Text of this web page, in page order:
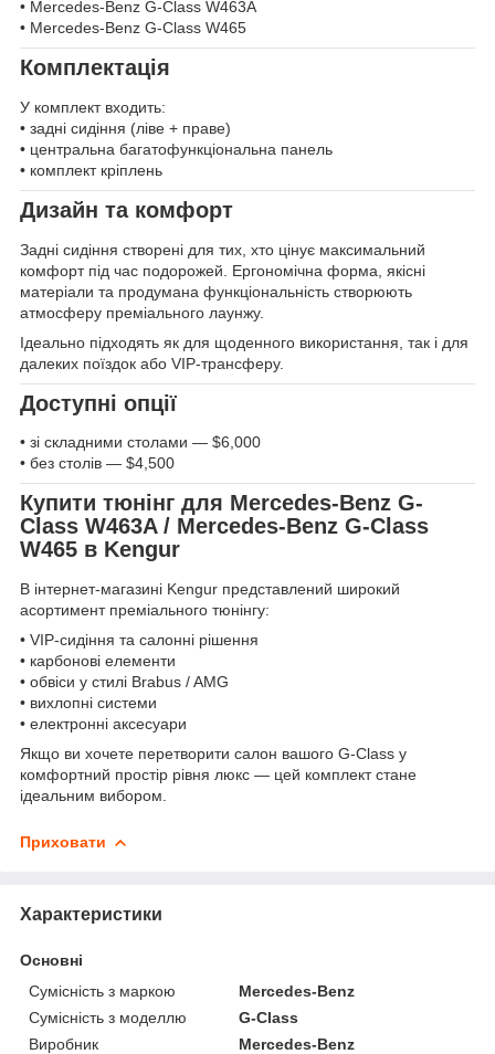
• Mercedes-Benz G-Class W463A
• Mercedes-Benz G-Class W465
Комплектація
У комплект входить:
• задні сидіння (ліве + праве)
• центральна багатофункціональна панель
• комплект кріплень
Дизайн та комфорт
Задні сидіння створені для тих, хто цінує максимальний
комфорт під час подорожей. Ергономічна форма, якісні
матеріали та продумана функціональність створюють
атмосферу преміального лаунжу.
Ідеально підходять як для щоденного використання, так і для
далеких поїздок або VIP-трансферу.
Доступні опції
• зі складними столами — $6,000
• без столів — $4,500
Купити тюнінг для Mercedes-Benz G-
Class W463A / Mercedes-Benz G-Class
W465 в Kengur
В інтернет-магазині Kengur представлений широкий
асортимент преміального тюнінгу:
• VIP-сидіння та салонні рішення
• карбонові елементи
• обвіси у стилі Brabus / AMG
• вихлопні системи
• електронні аксесуари
Якщо ви хочете перетворити салон вашого G-Class у
комфортний простір рівня люкс — цей комплект стане
ідеальним вибором.
Приховати
Характеристики
Основні
Сумісність з маркою
Mercedes-Benz
Сумісність з моделлю
G-Class
Виробник
Mercedes-Benz